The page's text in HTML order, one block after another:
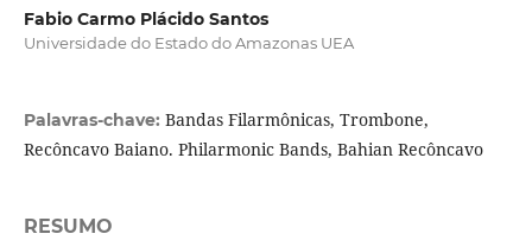
Fabio Carmo Plácido Santos
Universidade do Estado do Amazonas UEA
Palavras-chave: Bandas Filarmônicas, Trombone,
Recôncavo Baiano. Philarmonic Bands, Bahian Recôncavo
RESUMO